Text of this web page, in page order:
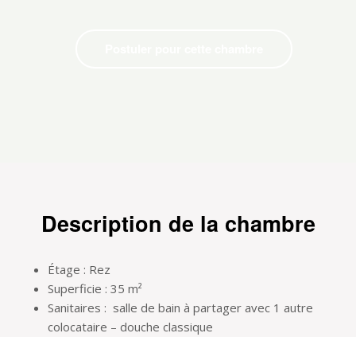
Description de la chambre
Étage : Rez
Superficie : 35 m²
Sanitaires : salle de bain à partager avec 1 autre
colocataire – douche classique